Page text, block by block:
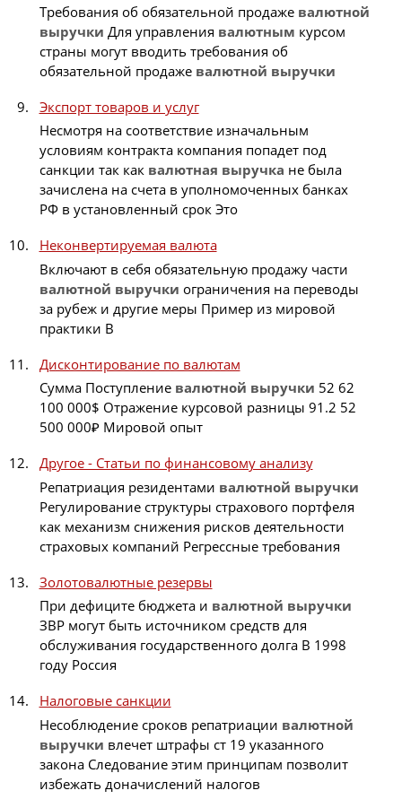
Требования об обязательной продаже валютной
выручки Для управления валютным курсом
страны могут вводить требования об
обязательной продаже валютной выручки
Экспорт товаров и услуг
Несмотря на соответствие изначальным
условиям контракта компания попадет под
санкции так как валютная выручка не была
зачислена на счета в уполномоченных банках
РФ в установленный срок Это
Неконвертируемая валюта
Включают в себя обязательную продажу части
валютной выручки ограничения на переводы
за рубеж и другие меры Пример из мировой
практики В
Дисконтирование по валютам
Сумма Поступление валютной выручки 52 62
100 000$ Отражение курсовой разницы 91.2 52
500 000₽ Мировой опыт
Другое - Статьи по финансовому анализу
Репатриация резидентами валютной выручки
Регулирование структуры страхового портфеля
как механизм снижения рисков деятельности
страховых компаний Регрессные требования
Золотовалютные резервы
При дефиците бюджета и валютной выручки
ЗВР могут быть источником средств для
обслуживания государственного долга В 1998
году Россия
Налоговые санкции
Несоблюдение сроков репатриации валютной
выручки влечет штрафы ст 19 указанного
закона Следование этим принципам позволит
избежать доначислений налогов